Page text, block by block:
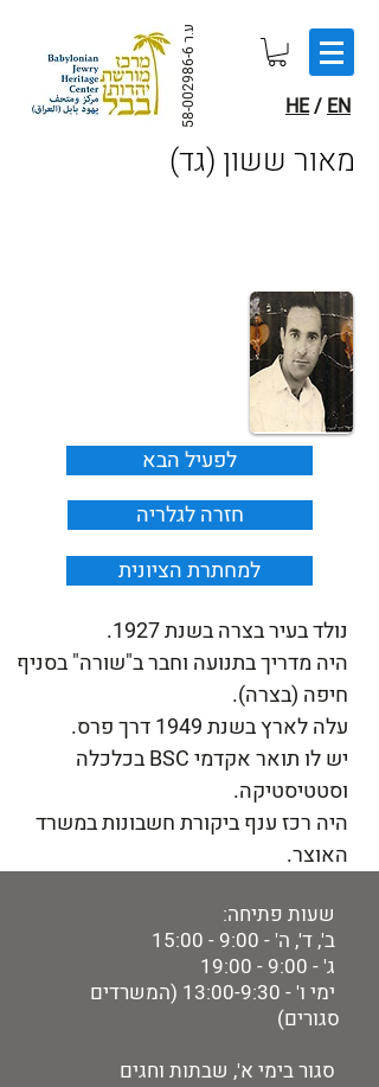
ע.ר
58-002986-6 HE/ EN
(מאור ששון (גד
לפעיל הבא
חזרה לגלריה
למחתרת הציונית
נולד בעיר בצרה בשנת 1927.
היה מדריך בתנועה וחבר ב"שורה" בסניף
חיפה (בצרה).
עלה לארץ בשנת 1949 דרך פרס.
יש לו תואר אקדמי BSC בכלכלה
וסטטיסטיקה.
היה רכז ענף ביקורת חשבונות במשרד
האוצר.
שעות פתיחה:
ב', ד', ה' - 9:00 - 15:00
ג' - 9:00 - 19:00
ימי ו' - 13:00-9:30 (המשרדים
סגורים)
סגור בימי א', שבתות וחגים